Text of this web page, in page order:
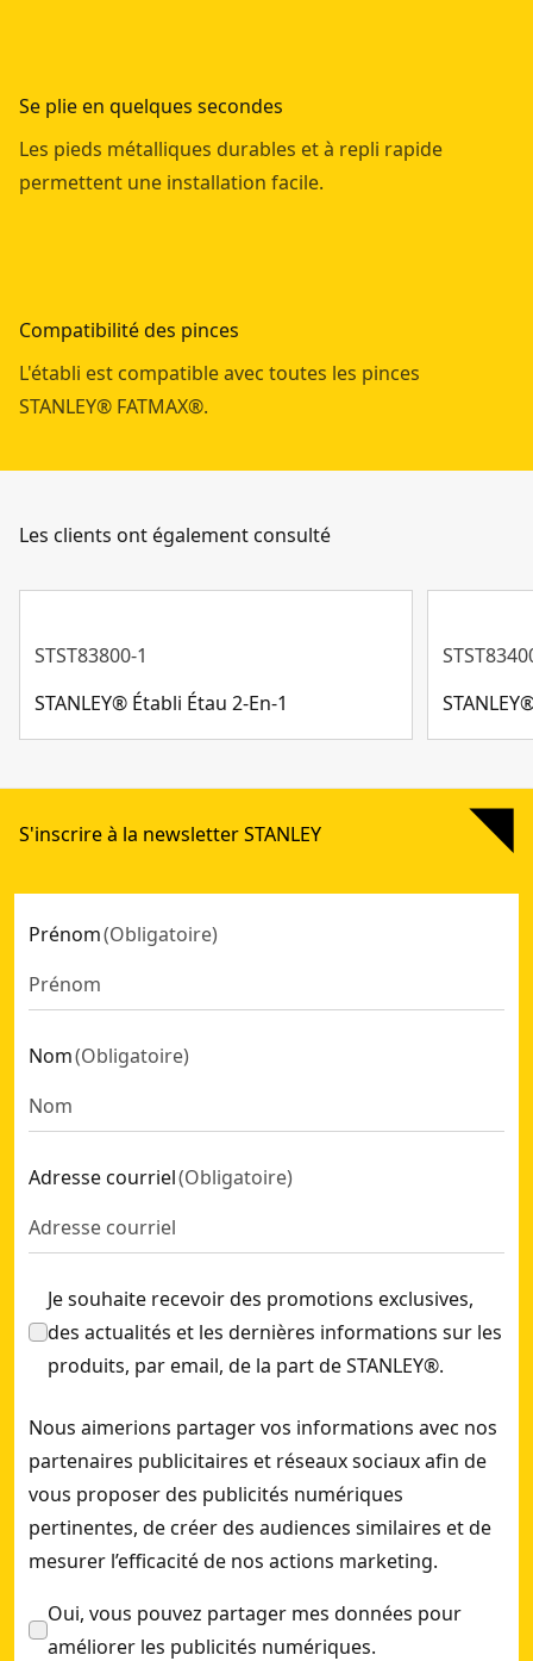
Se plie en quelques secondes
Les pieds métalliques durables et à repli rapide
permettent une installation facile.
Compatibilité des pinces
L'établi est compatible avec toutes les pinces
STANLEY® FATMAX®.
Les clients ont également consulté
STST83800-1
STANLEY® Établi Étau 2-En-1
S'inscrire à la newsletter STANLEY
Prénom(Obligatoire)
Nom(Obligatoire)
Adresse courriel(Obligatoire)
Je souhaite recevoir des promotions exclusives,
des actualités et les dernières informations sur les
produits, par email, de la part de STANLEY®.
Nous aimerions partager vos informations avec nos
partenaires publicitaires et réseaux sociaux afin de
vous proposer des publicités numériques
pertinentes, de créer des audiences similaires et de
mesurer l’efficacité de nos actions marketing.
Oui, vous pouvez partager mes données pour
améliorer les publicités numériques.